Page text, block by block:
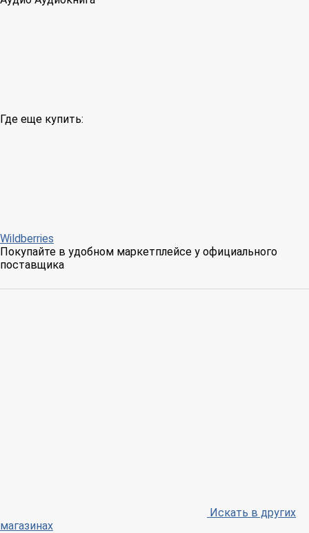
Где еще купить:
Wildberries
Покупайте в удобном маркетплейсе у официального
поставщика
Искать в других
магазинах